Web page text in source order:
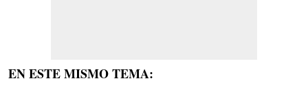
EN ESTE MISMO TEMA: